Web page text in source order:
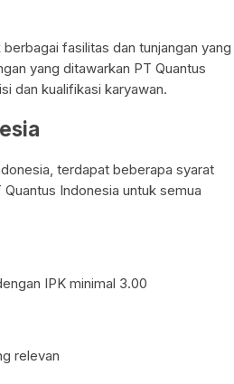
fasilitas dan tunjangan yang
yang ditawarkan PT Quantus
dan kualifikasi karyawan.
terdapat beberapa syarat
Indonesia untuk semua
IPK minimal 3.00
relevan